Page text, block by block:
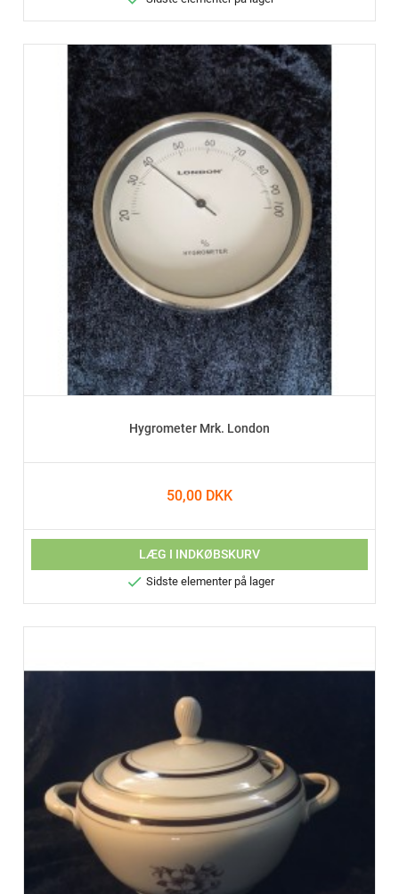
Hygrometer Mrk. London
50,00 DKK
LÆG I INDKØBSKURV
 Sidste elementer på lager